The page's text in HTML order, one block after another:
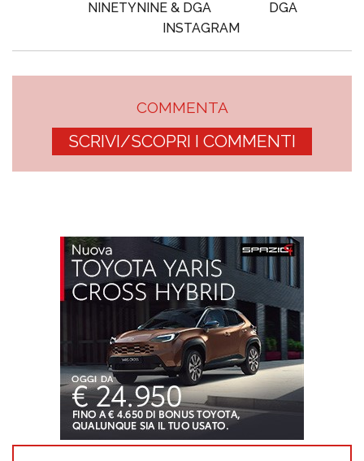
NINETYNINE & DGA
DGA
INSTAGRAM
COMMENTA
SCRIVI/SCOPRI I COMMENTI